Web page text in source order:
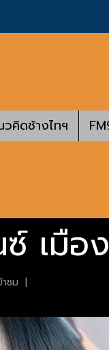
วคิดช้างไทฯ
ซ์ เมื
ชม |